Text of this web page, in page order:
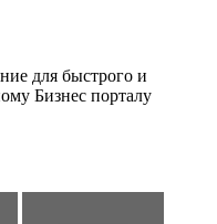
для быстрого и
Бизнес порталу